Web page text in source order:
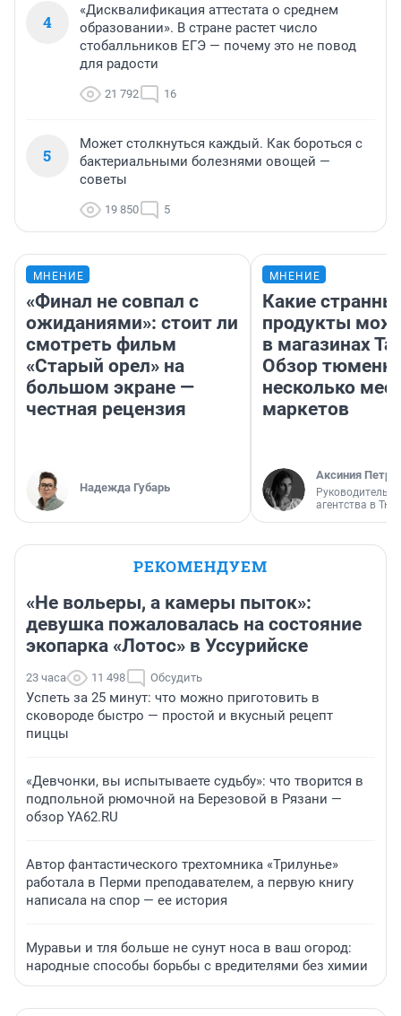
4
«Дисквалификация аттестата о среднем
образовании». В стране растет число
стобалльников ЕГЭ — почему это не повод
для радости
21 792 16
5
Может столкнуться каждый. Как бороться с
бактериальными болезнями овощей —
советы
19 850 5
МНЕНИЕ
«Финал не совпал с
ожиданиями»: стоит ли
смотреть фильм
«Старый орел» на
большом экране —
честная рецензия
Надежда Губарь
МНЕНИЕ
Какие
продукты
в магазинах
Обзор
несколько
маркетов
Аксиния
Руководитель
агентства в
РЕКОМЕНДУЕМ
«Не вольеры, а камеры пыток»:
девушка пожаловалась на состояние
экопарка «Лотос» в Уссурийске
23 часа 11 498 Обсудить
Успеть за 25 минут: что можно приготовить в
сковороде быстро — простой и вкусный рецепт
пиццы
«Девчонки, вы испытываете судьбу»: что творится в
подпольной рюмочной на Березовой в Рязани —
обзор YA62.RU
Автор фантастического трехтомника «Трилунье»
работала в Перми преподавателем, а первую книгу
написала на спор — ее история
Муравьи и тля больше не сунут носа в ваш огород:
народные способы борьбы с вредителями без химии